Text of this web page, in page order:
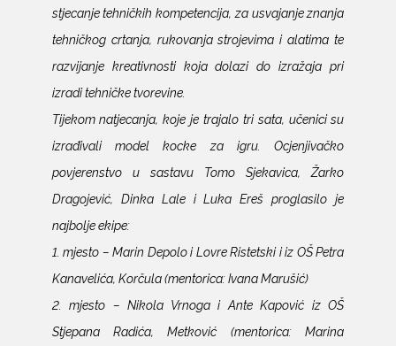
stjecanje tehničkih kompetencija, za usvajanje znanja
tehničkog crtanja, rukovanja strojevima i alatima te
razvijanje kreativnosti koja dolazi do izražaja pri
izradi tehničke tvorevine.
Tijekom natjecanja, koje je trajalo tri sata, učenici su
izrađivali model kocke za igru. Ocjenjivačko
povjerenstvo u sastavu Tomo Sjekavica, Žarko
Dragojević, Dinka Lale i Luka Ereš proglasilo je
najbolje ekipe:
1. mjesto – Marin Depolo i Lovre Ristetski i iz OŠ Petra
Kanavelića, Korčula (mentorica: Ivana Marušić)
2. mjesto – Nikola Vrnoga i Ante Kapović iz OŠ
Stjepana Radića, Metković (mentorica: Marina